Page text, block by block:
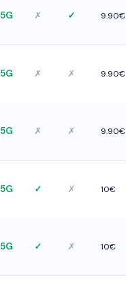
5G ✗ ✓ 9.90€
5G ✗ ✗ 9.90€
5G ✗ ✗ 9.90€
5G ✓ ✗ 10€
5G ✓ ✗ 10€